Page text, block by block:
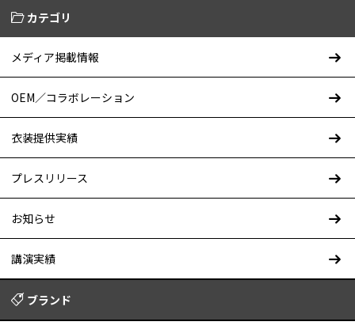
カテゴリ
メディア掲載情報
OEM／コラボレーション
衣装提供実績
プレスリリース
お知らせ
講演実績
ブランド